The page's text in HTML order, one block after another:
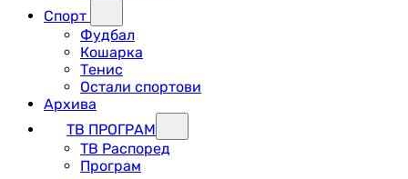
Спорт
Фудбал
Кошарка
Тенис
Остали спортови
Архива
ТВ ПРОГРАМ
ТВ Распоред
Програм